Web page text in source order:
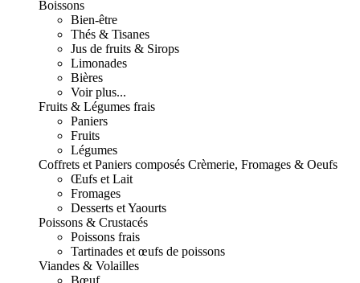
Boissons
Bien-être
Thés & Tisanes
Jus de fruits & Sirops
Limonades
Bières
Voir plus...
Fruits & Légumes frais
Paniers
Fruits
Légumes
Coffrets et Paniers composés Crèmerie, Fromages & Oeufs
Œufs et Lait
Fromages
Desserts et Yaourts
Poissons & Crustacés
Poissons frais
Tartinades et œufs de poissons
Viandes & Volailles
Bœuf